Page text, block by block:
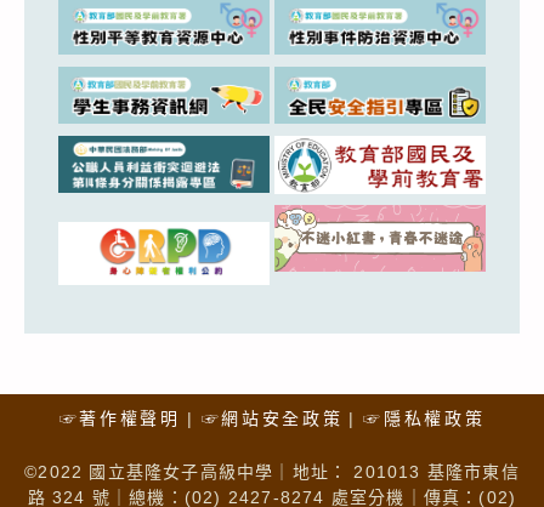
☞著作權聲明 ☞網站安全政策 ☞隱私權政策
©2022 國立基隆女子高級中學｜地址： 201013 基隆市東信
路 324 號｜總機：(02) 2427-8274 處室分機｜傳真：(02)